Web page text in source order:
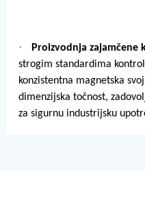
· Proizvodnja zajamčene
strogim standardima
konzistentna magnetska
dimenzijska točnost,
za sigurnu industrijsku